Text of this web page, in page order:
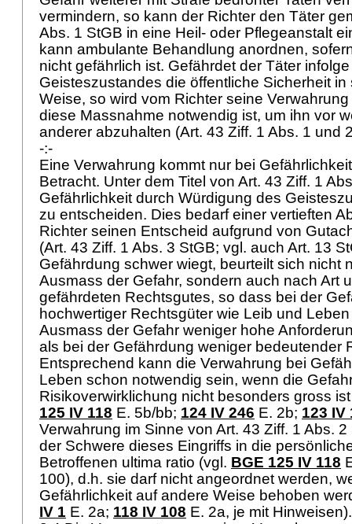
vermindern, so kann der Richter den Täter
Abs. 1 StGB in eine Heil- oder Pflegeanstalt
kann ambulante Behandlung anordnen,
nicht gefährlich ist. Gefährdet der Täter
Geisteszustandes die öffentliche Sicherheit
Weise, so wird vom Richter seine
diese Massnahme notwendig ist, um ihn vor
anderer abzuhalten (Art. 43 Ziff. 1 Abs. 1 und
-:-
Eine Verwahrung kommt nur bei
Betracht. Unter dem Titel von Art. 43 Ziff. 1
Gefährlichkeit durch Würdigung des
zu entscheiden. Dies bedarf einer vertieften
Richter seinen Entscheid aufgrund von
(Art. 43 Ziff. 1 Abs. 3 StGB; vgl. auch Art. 13
Gefährdung schwer wiegt, beurteilt sich nicht
Ausmass der Gefahr, sondern auch nach Art
gefährdeten Rechtsgutes, so dass bei der
hochwertiger Rechtsgüter wie Leib und
Ausmass der Gefahr weniger hohe
als bei der Gefährdung weniger bedeutender
Entsprechend kann die Verwahrung bei
Leben schon notwendig sein, wenn die
Risikoverwirklichung nicht besonders gross
125 IV 118 E. 5b/bb; 124 IV 246 E. 2b; 123 IV
Verwahrung im Sinne von Art. 43 Ziff. 1 Abs. 2
der Schwere dieses Eingriffs in die
Betroffenen ultima ratio (vgl. BGE 125 IV 118
100), d.h. sie darf nicht angeordnet werden,
Gefährlichkeit auf andere Weise behoben
IV 1 E. 2a; 118 IV 108 E. 2a, je mit